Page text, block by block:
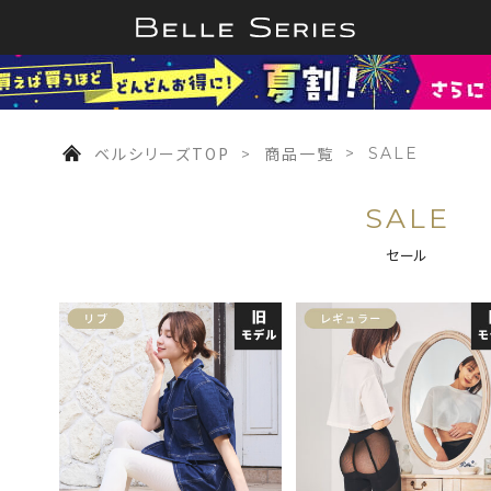
ベルシリーズTOP 商品一覧 SALE
SALE
セール